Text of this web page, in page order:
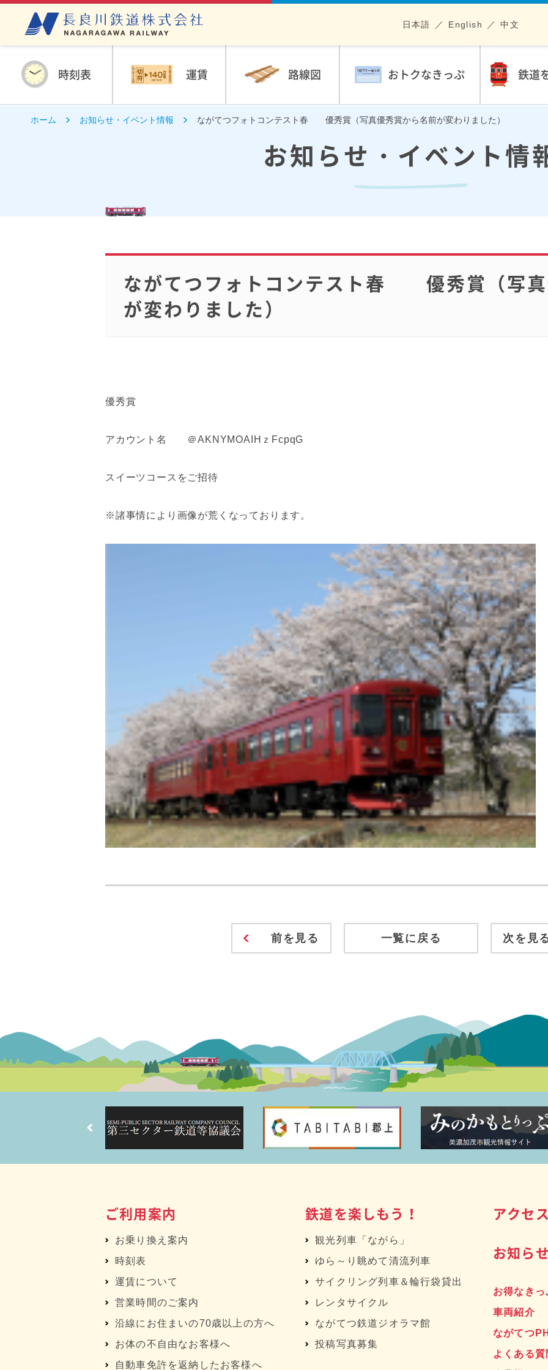
時刻表 運賃 路線図 おトクなきっぷ 鉄道
日本語 English 中文
ホーム お知らせ・イベント情報 ながてつフォトコンテスト春 優秀賞（写真優秀賞から名前が変わりました）
お知らせ・イベント情
ながてつフォトコンテスト春 優秀賞（写真
が変わりました）
優秀賞
アカウント名 ＠AKNYMOAIHｚFcpqG
スイーツコースをご招待
※諸事情により画像が荒くなっております。
前を見る 一覧に戻る 次を見
ご利用案内
お乗り換え案内
時刻表
運賃について
営業時間のご案内
沿線にお住まいの70歳以上の方へ
お体の不自由なお客様へ
自動車免許を返納したお客様へ
鉄道を楽しもう！
観光列車「ながら」
ゆら～り眺めて清流列車
サイクリング列車＆輪行袋貸出
レンタサイクル
ながてつ鉄道ジオラマ館
投稿写真募集
アクセ
お知ら
お得なきっ
車両紹介
ながてつ
よくある質